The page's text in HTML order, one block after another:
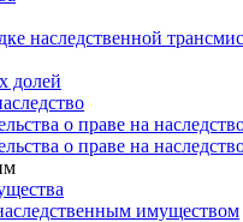
наследственной
долей
о праве на
о праве на
имуществом